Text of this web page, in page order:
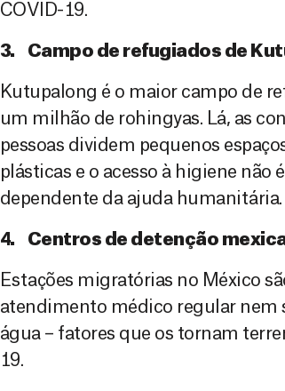
COVID-19.
3. Campo de refugiados de
Kutupalong é o maior campo de
um milhão de rohingyas. Lá, as
pessoas dividem pequenos
plásticas e o acesso à higiene não
dependente da ajuda humanitária.
4. Centros de detenção
Estações migratórias no México
atendimento médico regular nem
água – fatores que os tornam
19.